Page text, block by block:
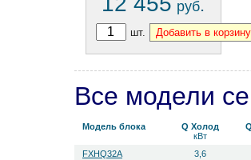
руб.
шт.
Все модели
Модель блока
Q Холод
кВт
FXHQ32A
3,6